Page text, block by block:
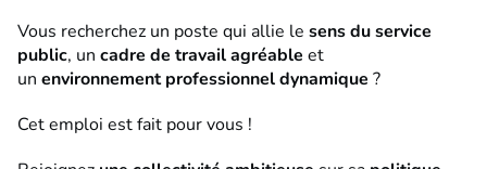
Vous recherchez un poste qui allie le sens du service
public, un cadre de travail agréable et
un environnement professionnel dynamique ?
Cet emploi est fait pour vous !